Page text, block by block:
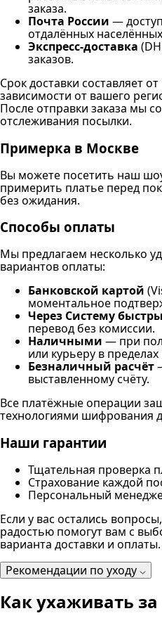
заказа.
Почта России —
отдалённых
Экспресс-доставка
заказов.
Срок доставки составляет
зависимости от вашего
После отправки заказа мы
отслеживания посылки.
Примерка в Москве
Вы можете посетить наш
примерить платье перед
без ожидания.
Способы оплаты
Мы предлагаем несколько
вариантов оплаты:
Банковской картой
моментальное
Через Систему
перевод без комиссии.
Наличными — при
или курьеру в
Безналичный расчёт
выставленному счёту.
Все платёжные операции
технологиями шифрования
Наши гарантии
Тщательная проверка
Страхование каждой
Персональный
Если у вас остались
радостью помогут вам с
варианта доставки и оплаты.
Рекомендации по уходу
Как ухаживать